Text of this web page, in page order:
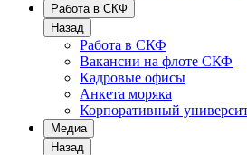
Работа в СКФ
Назад
Работа в СКФ
Вакансии на флоте СКФ
Кадровые офисы
Анкета моряка
Корпоративный
Медиа
Назад